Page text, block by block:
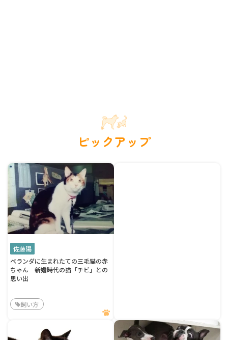
ピックアップ
佐藤陽
ベランダに生まれたての三毛猫の赤
ちゃん 新婚時代の猫「チビ」との
思い出
飼い方